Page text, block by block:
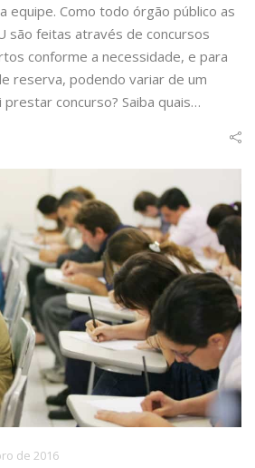
equipe. Como todo órgão público as
são feitas através de concursos
conforme a necessidade, e para
reserva, podendo variar de um
concurso? Saiba quais…
de 2016